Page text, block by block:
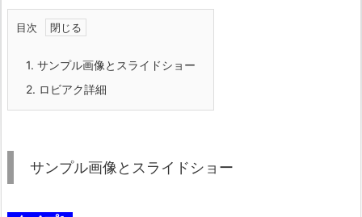
目次
1. サンプル画像とスライドショー
2. ロビアク詳細
サンプル画像とスライドショー